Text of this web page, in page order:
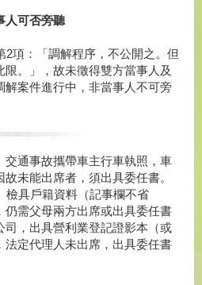
人可否旁聽
2項：「調解程序，不公開之。但
。」，故未徵得雙方當事人及
解案件進行中，非當事人不可旁
交通事故攜帶車主行車執照，車
未能出席者，須出具委任書。
檢具戶籍資料（記事欄不省
仍需父母兩方出席或出具委任書
司，出具營利業登記證影本（或
法定代理人未出席，出具委任書